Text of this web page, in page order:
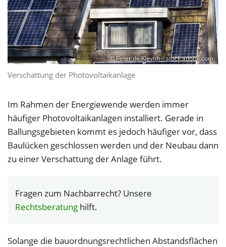
© Peter de Kievith – stock.adobe.com
Verschattung der Photovoltaikanlage
Im Rahmen der Energiewende werden immer
häufiger Photovoltaikanlagen installiert. Gerade in
Ballungsgebieten kommt es jedoch häufiger vor, dass
Baulücken geschlossen werden und der Neubau dann
zu einer Verschattung der Anlage führt.
Fragen zum Nachbarrecht? Unsere
Rechtsberatung hilft.
Solange die bauordnungsrechtlichen Abstandsflächen